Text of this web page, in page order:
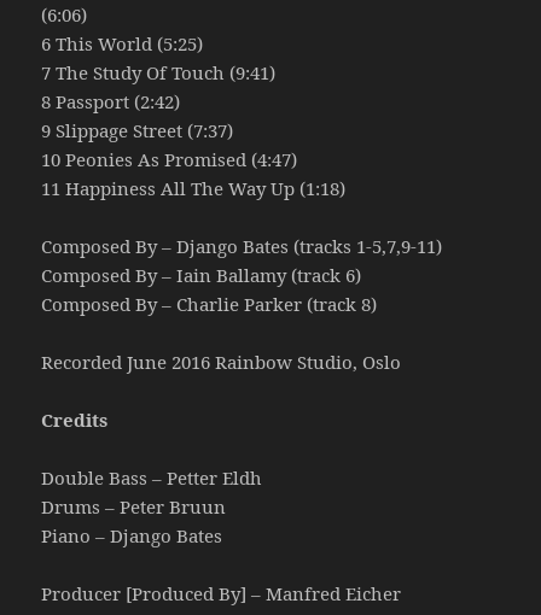
(6:06)
6 This World (5:25)
7 The Study Of Touch (9:41)
8 Passport (2:42)
9 Slippage Street (7:37)
10 Peonies As Promised (4:47)
11 Happiness All The Way Up (1:18)
Composed By – Django Bates (tracks 1-5,7,9-11)
Composed By – Iain Ballamy (track 6)
Composed By – Charlie Parker (track 8)
Recorded June 2016 Rainbow Studio, Oslo
Credits
Double Bass – Petter Eldh
Drums – Peter Bruun
Piano – Django Bates
Producer [Produced By] – Manfred Eicher